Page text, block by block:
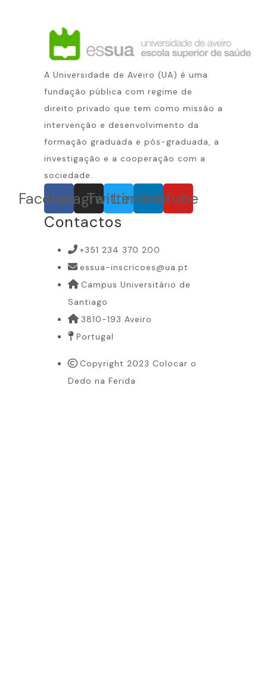
A Universidade de Aveiro (UA) é uma
fundação pública com regime de
direito privado que tem como missão a
intervenção e desenvolvimento da
formação graduada e pós-graduada, a
investigação e a cooperação com a
sociedade.
Facebook
Instagram
TwitterLinkedin
Youtube
Contactos
+351 234 370 200
essua-inscricoes@ua.pt
Campus Universitário de
Santiago
3810-193 Aveiro
Portugal
Copyright 2023 Colocar o
Dedo na Ferida